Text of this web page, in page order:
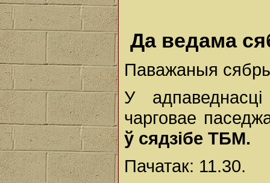
Да ведама
Паважаныя
У
чарговае
ў сядзібе ТБМ.
Пачатак: 11.30.